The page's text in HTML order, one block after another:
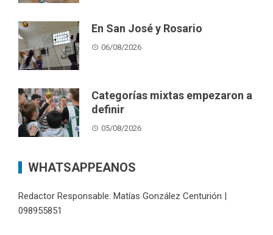
En San José y Rosario
06/08/2026
Categorías mixtas empezaron a
definir
05/08/2026
WHATSAPPEANOS
Redactor Responsable: Matías González Centurión |
098955851